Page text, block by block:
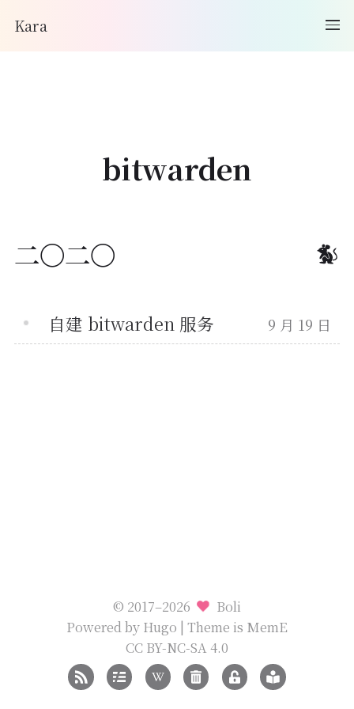
Kara
bitwarden
二〇二〇
自建 bitwarden 服务 9 月 19 日
© 2017–2026
Boli
Powered by Hugo | Theme is MemE
CC BY-NC-SA 4.0